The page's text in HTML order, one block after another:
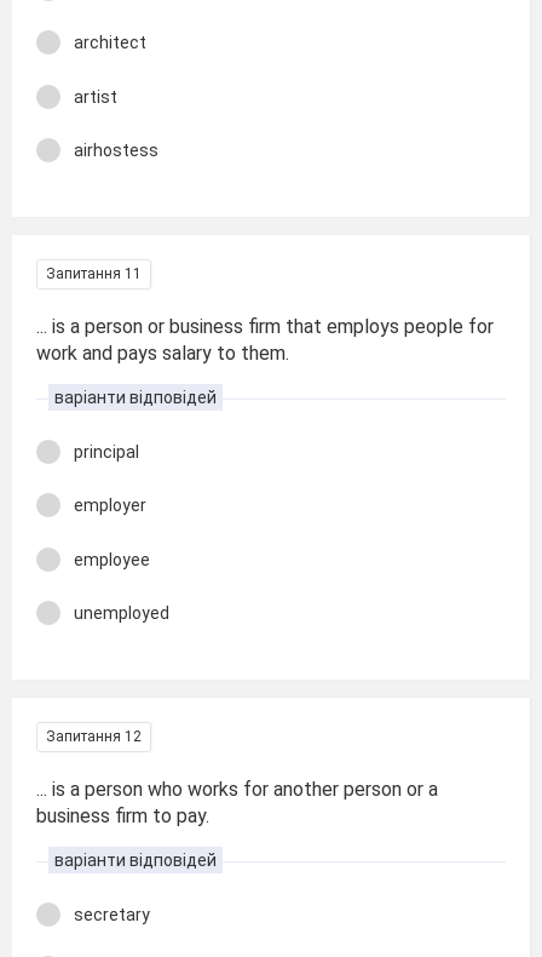
architect
artist
airhostess
Запитання 11
... is a person or business firm that employs people for
work and pays salary to them.
варіанти відповідей
principal
employer
employee
unemployed
Запитання 12
... is a person who works for another person or a
business firm to pay.
варіанти відповідей
secretary